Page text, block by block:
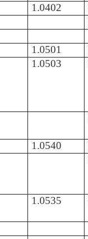
1.0402
1.0501
1.0503
1.0540
1.0535